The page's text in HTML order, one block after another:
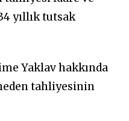
yıllık tutsak
Yaklav hakkında
tahliyesinin